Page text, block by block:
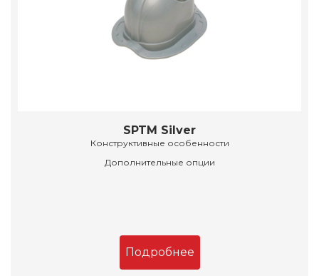
SPTM Silver
Конструктивные особенности
Дополнительные опции
Подробнее